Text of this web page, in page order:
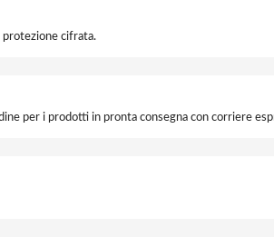
protezione cifrata.
per i prodotti in pronta consegna con corriere